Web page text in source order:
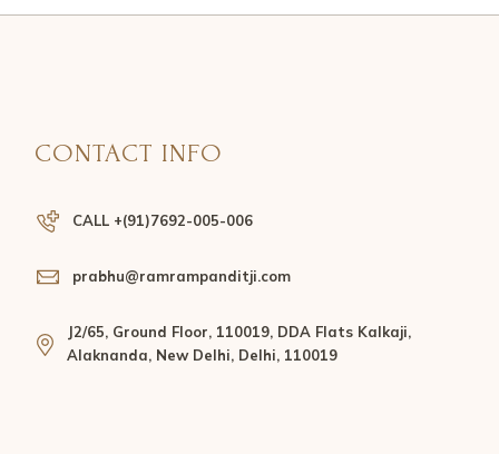
CONTACT INFO
CALL +(91)7692-005-006
prabhu@ramrampanditji.com
J2/65, Ground Floor, 110019, DDA Flats Kalkaji,
Alaknanda, New Delhi, Delhi, 110019